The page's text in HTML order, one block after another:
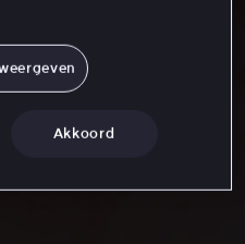
Akkoord